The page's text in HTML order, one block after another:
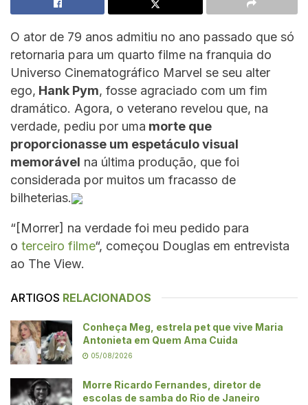
O ator de 79 anos admitiu no ano passado que só
retornaria para um quarto filme na franquia do
Universo Cinematográfico Marvel se seu alter
ego, Hank Pym, fosse agraciado com um fim
dramático. Agora, o veterano revelou que, na
verdade, pediu por uma morte que
proporcionasse um espetáculo visual
memorável na última produção, que foi
considerada por muitos um fracasso de
bilheterias.
“[Morrer] na verdade foi meu pedido para
o terceiro filme“, começou Douglas em entrevista
ao The View.
ARTIGOS RELACIONADOS
Conheça Meg, estrela pet que vive Maria
Antonieta em Quem Ama Cuida
05/08/2026
Morre Ricardo Fernandes, diretor de
escolas de samba do Rio de Janeiro